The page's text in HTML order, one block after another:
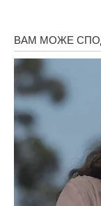
Христина, в цей
Так хочеться
Добра,